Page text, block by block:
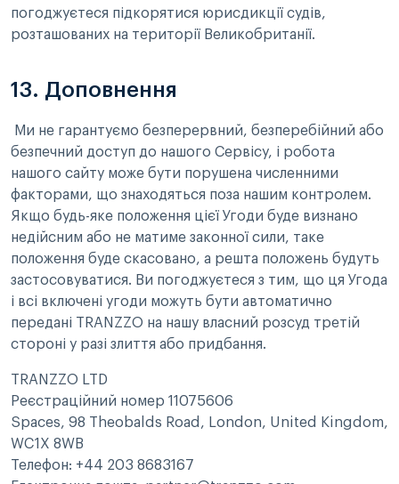
погоджуєтеся підкорятися юрисдикції судів,
розташованих на території Великобританії.
13. Доповнення
Ми не гарантуємо безперервний, безперебійний або
безпечний доступ до нашого Сервісу, і робота
нашого сайту може бути порушена численними
факторами, що знаходяться поза нашим контролем.
Якщо будь-яке положення цієї Угоди буде визнано
недійсним або не матиме законної сили, таке
положення буде скасовано, а решта положень будуть
застосовуватися. Ви погоджуєтеся з тим, що ця Угода
і всі включені угоди можуть бути автоматично
передані TRANZZO на нашу власний розсуд третій
стороні у разі злиття або придбання.
TRANZZO LTD
Реєстраційний номер 11075606
Spaces, 98 Theobalds Road, London, United Kingdom,
WC1X 8WB
Телефон: +44 203 8683167